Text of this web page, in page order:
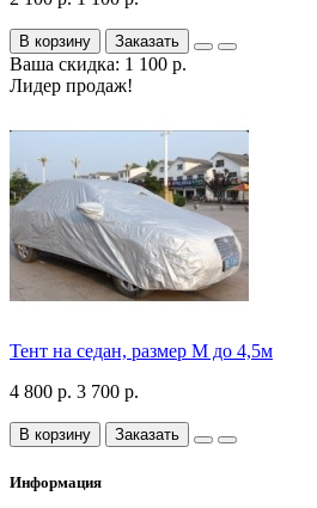
В корзину Заказать
Ваша скидка: 1 100 р.
Лидер продаж!
Тент на седан, размер М до 4,5м
4 800 р. 3 700 р.
В корзину Заказать
Информация